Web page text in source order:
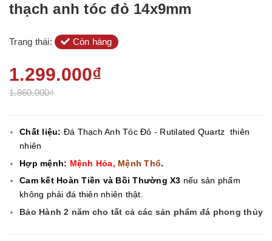
thạch anh tóc đỏ 14x9mm
Trạng thái: Còn hàng
1.299.000₫
1.860.000₫
Chất liệu: Đá Thạch Anh Tóc Đỏ - Rutilated Quartz thiên
nhiên
Hợp mệnh: Mệnh Hỏa, Mệnh Thổ.
Cam kết Hoàn Tiền và Bồi Thường X3 nếu sản phẩm
không phải đá thiên nhiên thật.
Bảo Hành 2 năm cho tất cả các sản phẩm đá phong thủy